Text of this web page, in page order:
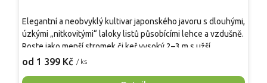
od 1 399 Kč / ks
Elegantní a neobvyklý kultivar japonského javoru s dlouhými,
úzkými „nitkovitými“ laloky listů působícími lehce a vzdušně.
Roste jako menší stromek či keř vysoký 2–3 m s užší,
elegantní korunou. Jarní listy jsou světle zelené až